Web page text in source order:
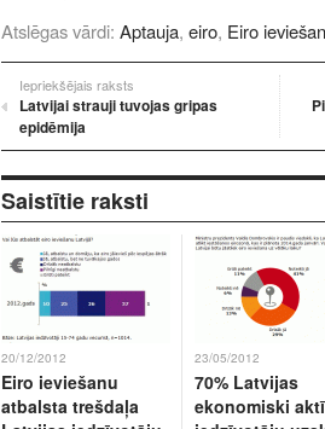
Atslēgas vārdi: Aptauja, eiro, Eiro
Iepriekšējais raksts
Latvijai strauji tuvojas gripas
epidēmija
Saistītie raksti
20/12/2012
Eiro ieviešanu
atbalsta trešdaļa
23/05/2012
70% Latvijas
ekonomiski